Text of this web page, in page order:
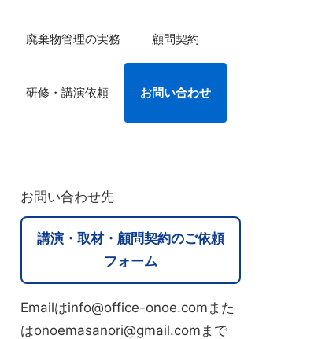
廃棄物管理の実務 顧問契約
研修・講演依頼 お問い合わせ
お問い合わせ先
講演・取材・顧問契約のご依頼
フォーム
Emailはinfo@office-onoe.comまた
はonoemasanori@gmail.comまで